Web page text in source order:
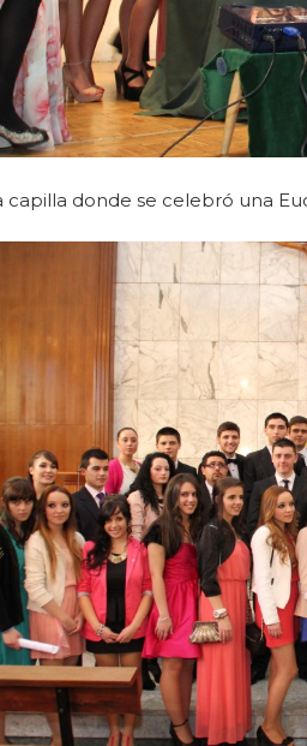
capilla donde se celebró una